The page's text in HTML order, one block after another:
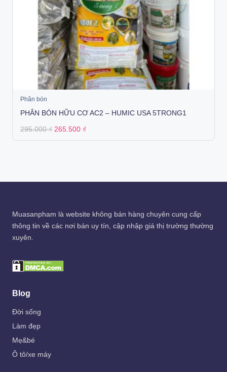
Phân bón
PHÂN BÓN HỮU CƠ AC2 – HUMIC USA 5TRONG1
295.000₫ Original
was:
265.500 ₫
is:
Muasanpham là website không bán hàng chuyên cung cấp
thông tin về các nơi bán uy tín, cập nhập giá thị trường thường
xuyên.
Blog
Đời sống
Làm đẹp
Mẹ&bé
Ô tô/xe máy